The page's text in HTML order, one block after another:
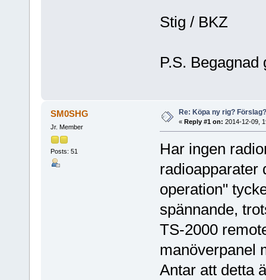
Stig / BKZ
P.S. Begagnad
SM0SHG
Jr. Member
Posts: 51
Re: Köpa ny rig? Förslag?
« Reply #1 on: 2014-12-09,
Har ingen
radioapparater
operation"
spännande,
TS-2000
manöverpanel
Antar att detta